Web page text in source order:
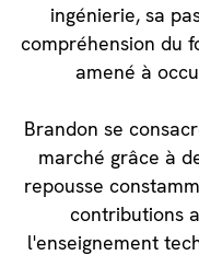
ingénierie, sa
compréhension du
amené à
Brandon se
marché grâce à
repousse
contributions
l'enseignement